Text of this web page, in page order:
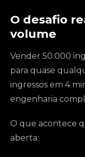
O desafio
volume
Vender 50.000
para quase
ingressos em 4
engenharia
O que acontece
aberta: